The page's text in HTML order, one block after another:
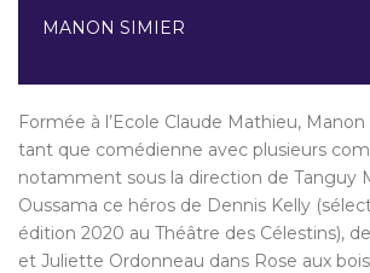
MANON SIMIER
Formée à l’Ecole Claude Mathieu,
tant que comédienne avec plusieurs
notamment sous la direction de Tanguy
Oussama ce héros de Dennis Kelly
édition 2020 au Théâtre des Célestins),
et Juliette Ordonneau dans Rose aux